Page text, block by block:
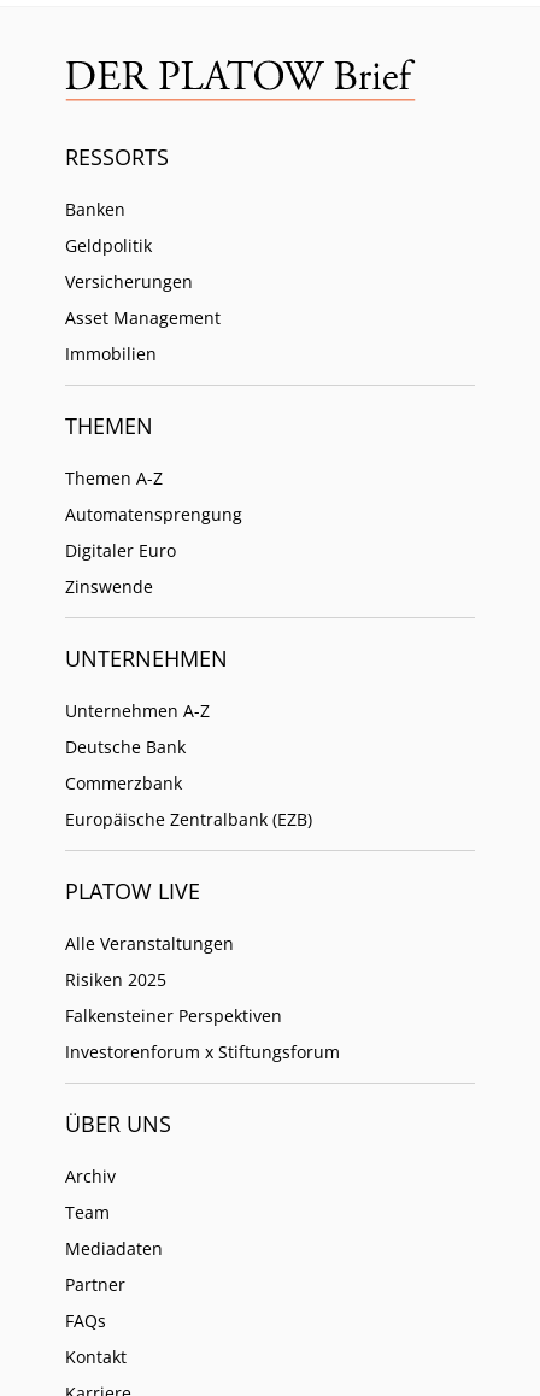
RESSORTS
Banken
Geldpolitik
Versicherungen
Asset Management
Immobilien
THEMEN
Themen A-Z
Automatensprengung
Digitaler Euro
Zinswende
UNTERNEHMEN
Unternehmen A-Z
Deutsche Bank
Commerzbank
Europäische Zentralbank (EZB)
PLATOW LIVE
Alle Veranstaltungen
Risiken 2025
Falkensteiner Perspektiven
Investorenforum x Stiftungsforum
ÜBER UNS
Archiv
Team
Mediadaten
Partner
FAQs
Kontakt